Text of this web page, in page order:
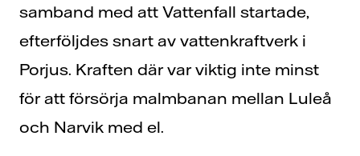
samband med att Vattenfall startade,
efterföljdes snart av vattenkraftverk i
Porjus. Kraften där var viktig inte minst
för att försörja malmbanan mellan Luleå
och Narvik med el.